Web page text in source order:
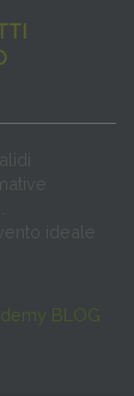
ideale
BLOG